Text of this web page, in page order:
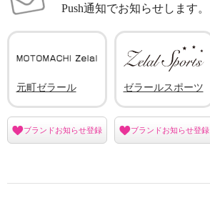
Push通知でお知らせします。
元町ゼラール
ブランドお知らせ登録
ゼラールスポーツ
ブランドお知らせ登録